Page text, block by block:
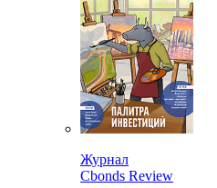
Cbonds для СМИ
Глоссарий